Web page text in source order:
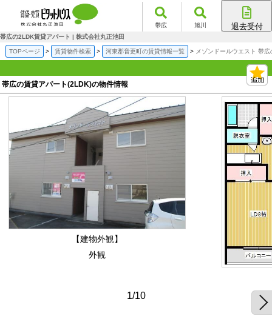
帯広 旭川 退去受付
帯広の2LDK賃貸アパート | 株式会社丸正池田
TOPページ 賃貸物件検索 河東郡音更町の賃貸情報一覧 メゾンドールウエスト 帯
帯広の賃貸アパート(2LDK)の物件情報
【建物外観】
外観
1/10